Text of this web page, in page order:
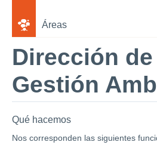
Áreas
Dirección de
Gestión
Qué hacemos
Nos corresponden las siguientes